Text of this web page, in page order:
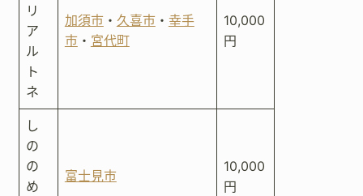
リ
ア
ル
ト
ネ
加須市・ 久喜市・ 幸手
市・ 宮代町
10,000
円
し
の
の
め
富士見市
10,000
円